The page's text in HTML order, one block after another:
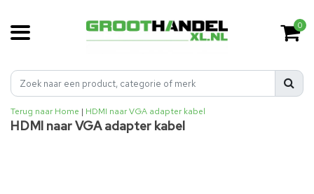
0
Terug naar Home | HDMI naar VGA adapter kabel
HDMI naar VGA adapter kabel